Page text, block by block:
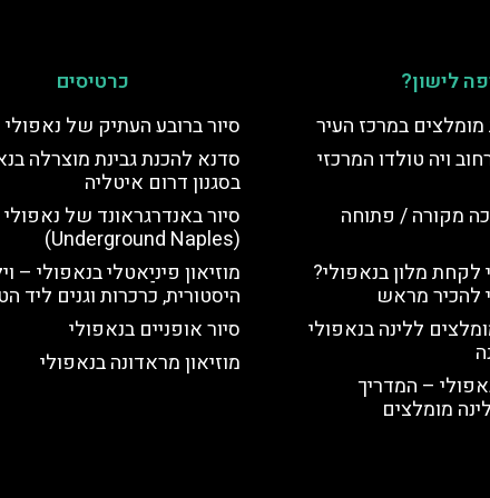
לישון?
מומלצים במרכז העיר
ויה טולדו המרכזי
מקורה / פתוחה
מלון בנאפולי?
להכיר מראש
ללינה בנאפולי
– המדריך
מומלצים
כרטיסים
סיור ברובע העתיק של נאפולי
סדנא להכנת גבינת מוצרלה
בסגנון דרום איטליה
סיור באנדרגראונד של נאפולי
(Underground Naples)
מוזיאון פיניַאטלי בנאפולי –
היסטורית, כרכרות וגנים ליד
סיור אופניים בנאפולי
מוזיאון מראדונה בנאפולי